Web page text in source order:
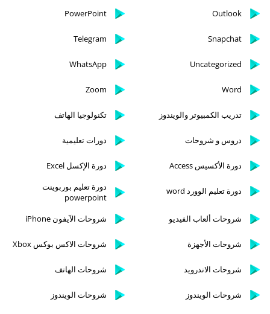
Outlook
PowerPoint
Snapchat
Telegram
Uncategorized
WhatsApp
Word
Zoom
تدريب الكمبيوتر والويندوز تكنولوجيا الهاتف
دروس و شروحات دورات تعليمية
دورة الأكسيس Access دورة الإكسل Excel
دورة تعليم الوورد word
دورة تعليم بوربوينت
powerpoint
شروحات ألعاب الفيديو
شروحات الآيفون iPhone
شروحات الأجهزة شروحات الاكس بوكس Xbox
شروحات الاندرويد شروحات الهاتف
شروحات الويندوز شروحات الويندوز